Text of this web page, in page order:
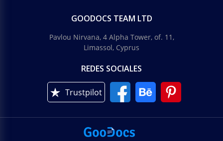
GOODOCS TEAM LTD
Pavlou Nirvana, 4 Alpha Tower, of. 11,
Limassol, Cyprus
REDES SOCIALES
Trustpilot